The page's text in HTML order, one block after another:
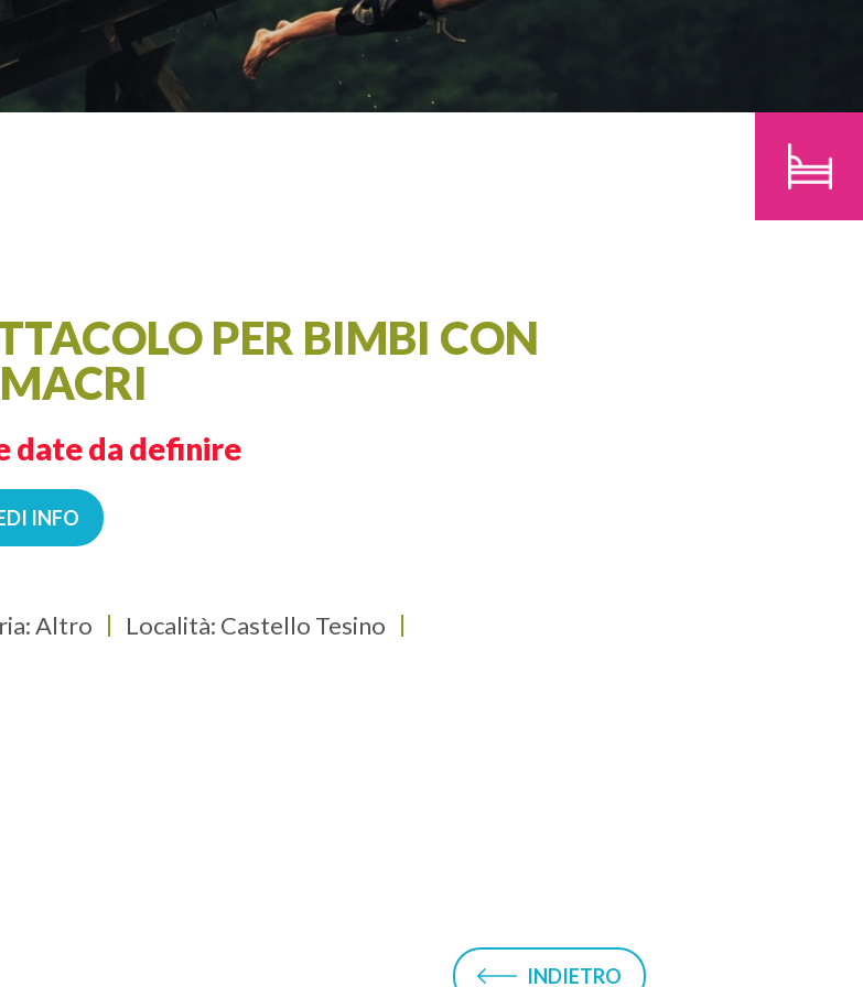
ADULTI BAMBINI
CERCA
PER BIMBI CON
date da definire
INFO
Altro Località: Castello Tesino
INDIETRO